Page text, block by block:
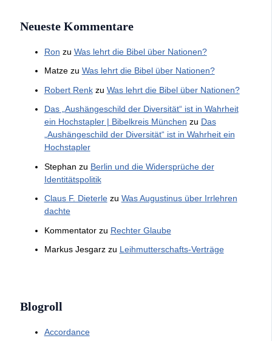
Neueste Kommentare
Ron zu Was lehrt die Bibel über Nationen?
Matzezu Was lehrt die Bibel über Nationen?
Robert Renkzu Was lehrt die Bibel über Nationen?
Das „Aushängeschild der Diversität“ ist in Wahrheit
ein Hochstapler | Bibelkreis München zu Das
„Aushängeschild der Diversität“ ist in Wahrheit ein
Hochstapler
Stephan zu Berlin und die Widersprüche der
Identitätspolitik
Claus F. Dieterlezu Was Augustinus über Irrlehren
dachte
Kommentatorzu Rechter Glaube
Markus Jesgarzzu Leihmutterschafts-Verträge
Blogroll
Accordance